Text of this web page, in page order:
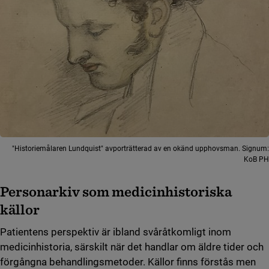
"Historiemålaren Lundquist" avporträtterad av en okänd upphovsman. Signum:
KoB PH
Personarkiv som medicinhistoriska
källor
Patientens perspektiv är ibland svåråtkomligt inom
medicinhistoria, särskilt när det handlar om äldre tider och
förgångna behandlingsmetoder. Källor finns förstås men